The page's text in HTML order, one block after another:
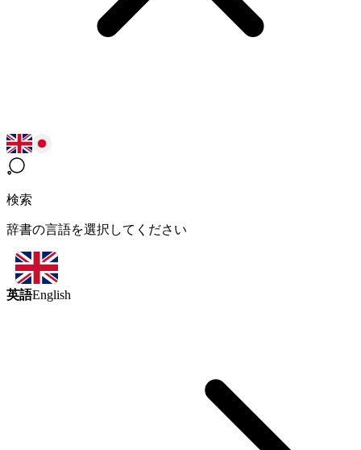
検索
辞書の言語を選択してください
英語English